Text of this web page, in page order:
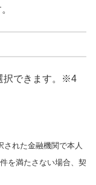
択できます。※4
れた金融機関で本人
を満たさない場合、契